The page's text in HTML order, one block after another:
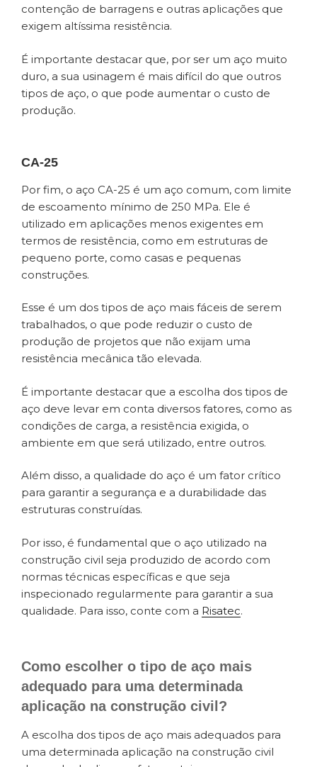
contenção de barragens e outras aplicações que
exigem altíssima resistência.
É importante destacar que, por ser um aço muito
duro, a sua usinagem é mais difícil do que outros
tipos de aço, o que pode aumentar o custo de
produção.
CA-25
Por fim, o aço CA-25 é um aço comum, com limite
de escoamento mínimo de 250 MPa. Ele é
utilizado em aplicações menos exigentes em
termos de resistência, como em estruturas de
pequeno porte, como casas e pequenas
construções.
Esse é um dos tipos de aço mais fáceis de serem
trabalhados, o que pode reduzir o custo de
produção de projetos que não exijam uma
resistência mecânica tão elevada.
É importante destacar que a escolha dos tipos de
aço deve levar em conta diversos fatores, como as
condições de carga, a resistência exigida, o
ambiente em que será utilizado, entre outros.
Além disso, a qualidade do aço é um fator crítico
para garantir a segurança e a durabilidade das
estruturas construídas.
Por isso, é fundamental que o aço utilizado na
construção civil seja produzido de acordo com
normas técnicas específicas e que seja
inspecionado regularmente para garantir a sua
qualidade. Para isso, conte com a Risatec.
Como escolher o tipo de aço mais
adequado para uma determinada
aplicação na construção civil?
A escolha dos tipos de aço mais adequados para
uma determinada aplicação na construção civil